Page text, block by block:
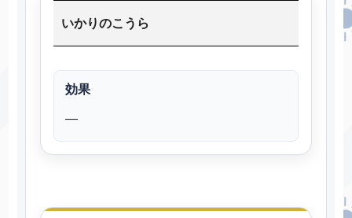
いかりのこうら
効果
―